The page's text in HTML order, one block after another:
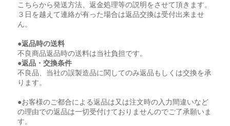
こちらから発送方法、返金処理等の説明をさせて頂きます。
３日を越えて連絡が有った場合は返品交換は受付出来ませ
ん。
●返品時の送料
不良商品返品時の送料は当社負担です。
●返品・交換条件
不良品、当社の誤製造品に関してのみ返品もしくは交換を承
ります。
●お客様のご都合による返品は又は注文時の入力間違いなど
の理由での返品は一切受付けておりませんのでご了承願いま
す。